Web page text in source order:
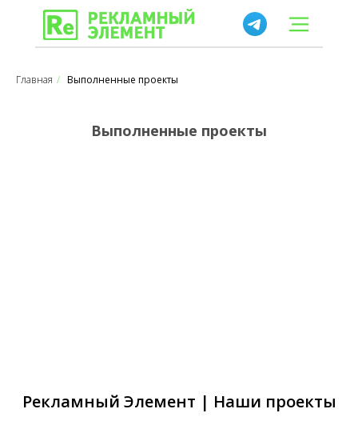
Главная / Выполненные проекты
Выполненные проекты
Рекламный Элемент | Наши проекты